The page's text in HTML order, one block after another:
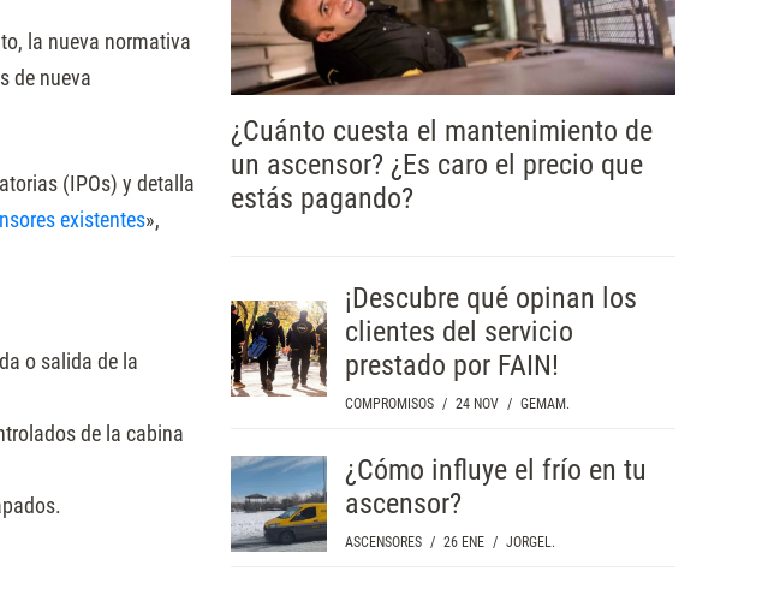
la nueva normativa
de nueva
(IPOs) y detalla
existentes»,
o salida de la
de la cabina
¿Cuánto cuesta el mantenimiento de
un ascensor? ¿Es caro el precio que
estás pagando?
¡Descubre qué opinan los
clientes del servicio
prestado por FAIN!
COMPROMISOS / 24 NOV / GEMAM.
¿Cómo influye el frío en tu
ascensor?
ASCENSORES / 26 ENE / JORGEL.